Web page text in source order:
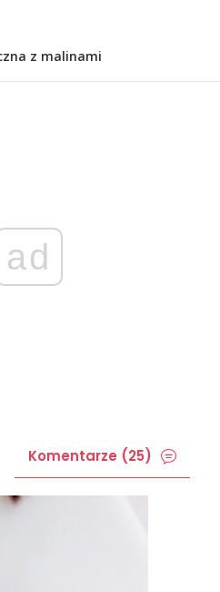
z malinami
ad
Komentarze (25)